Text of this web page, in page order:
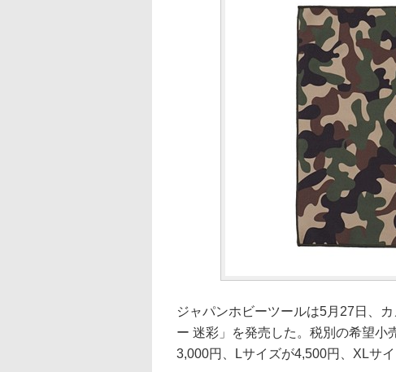
ジャパンホビーツールは5月27日、
ー 迷彩」を発売した。税別の希望小
3,000円、Lサイズが4,500円、XLサイ